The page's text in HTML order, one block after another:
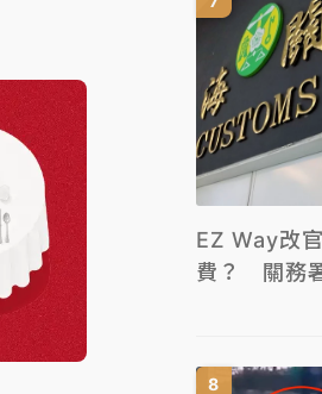
EZ Way改
費？ 關務